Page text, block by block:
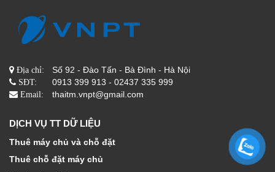
Địa chỉ: Số 92 - Đào Tấn - Bà Đình - Hà Nội
SĐT: 0913 399 913 - 02437 335 999
Email: thaitm.vnpt@gmail.com
DỊCH VỤ TT DỮ LIỆU
Thuê máy chủ và chỗ đặt
Thuê chỗ đặt máy chủ